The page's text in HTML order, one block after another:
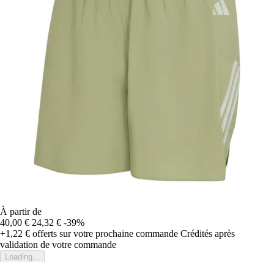
À partir de
40,00 € 24,32 € -39%
+1,22 € offerts sur votre prochaine commande Crédités après
validation de votre commande
Loading...